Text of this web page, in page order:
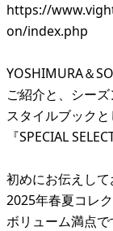
https://
on/index.php
YOSHIMURA＆
ご紹介と、シー
スタイルブック
『SPECIAL
初めにお伝えして
2025年春夏コレ
ボリューム満点で